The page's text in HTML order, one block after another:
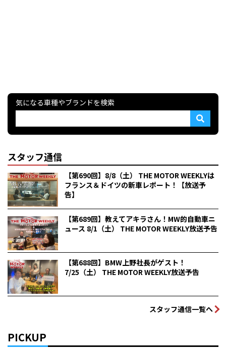
気になる車種やブランドを検索
スタッフ通信
【第690回】8/8（土） THE MOTOR WEEKLYは
フランス＆ドイツの新車レポート！【放送予
告】
【第689回】教えてアキラさん！MW的自動車ニ
ュース 8/1（土） THE MOTOR WEEKLY放送予告
【第688回】BMW上野社長がゲスト！
7/25（土） THE MOTOR WEEKLY放送予告
スタッフ通信一覧へ
PICKUP